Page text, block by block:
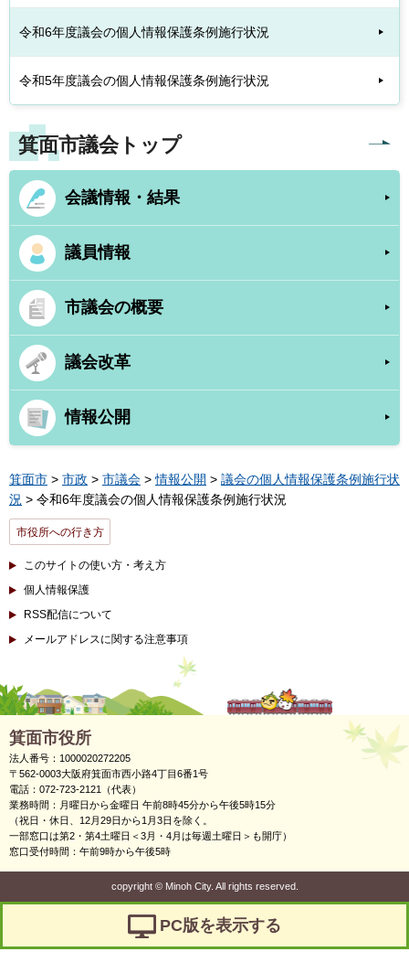
令和6年度議会の個人情報保護条例施行状況
令和5年度議会の個人情報保護条例施行状況
箕面市議会トップ
会議情報・結果
議員情報
市議会の概要
議会改革
情報公開
箕面市 > 市政 > 市議会 >情報公開 > 議会の個人情報保護条例施行状
況 > 令和6年度議会の個人情報保護条例施行状況
市役所への行き方
このサイトの使い方・考え方
個人情報保護
RSS配信について
メールアドレスに関する注意事項
箕面市役所
法人番号：1000020272205
〒562-0003大阪府箕面市西小路4丁目6番1号
電話：072-723-2121（代表）
業務時間：月曜日から金曜日 午前8時45分から午後5時15分
（祝日・休日、12月29日から1月3日を除く。
一部窓口は第2・第4土曜日＜3月・4月は毎週土曜日＞も開庁）
窓口受付時間：午前9時から午後5時
copyright ©Minoh City. All rights reserved.
PC版を表示する